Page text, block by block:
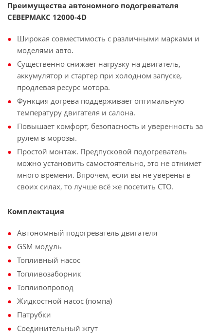
Преимущества автономного подогревателя
СЕВЕРМАКС 12000-4D
Широкая совместимость с различными марками и
моделями авто.
Существенно снижает нагрузку на двигатель,
аккумулятор и стартер при холодном запуске,
продлевая ресурс мотора.
Функция догрева поддерживает оптимальную
температуру двигателя и салона.
Повышает комфорт, безопасность и уверенность за
рулем в морозы.
Простой монтаж. Предпусковой подогреватель
можно установить самостоятельно, это не отнимет
много времени. Впрочем, если вы не уверены в
своих силах, то лучше всё же посетить СТО.
Комплектация
Автономный подогреватель двигателя
GSM модуль
Топливный насос
Топливозаборник
Топливопровод
Жидкостной насос (помпа)
Патрубки
Соединительный жгут